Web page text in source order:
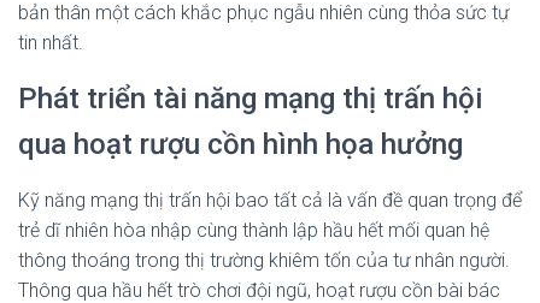
bản thân một cách khắc phục ngẫu nhiên cùng thỏa sức tự
tin nhất.
Phát triển tài năng mạng thị trấn hội
qua hoạt rượu cồn hình họa hưởng
Kỹ năng mạng thị trấn hội bao tất cả là vấn đề quan trọng để
trẻ dĩ nhiên hòa nhập cùng thành lập hầu hết mối quan hệ
thông thoáng trong thị trường khiêm tốn của tư nhân người.
Thông qua hầu hết trò chơi đội ngũ, hoạt rượu cồn bài bác